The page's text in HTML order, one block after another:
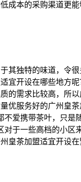
成本的采购渠道更
其独特的味道，令
开设在哪些地方
的需求比较高，所
优服务好的广州皇
爱携带茶叶，只
于一些高档的小
茶加盟适宜开设